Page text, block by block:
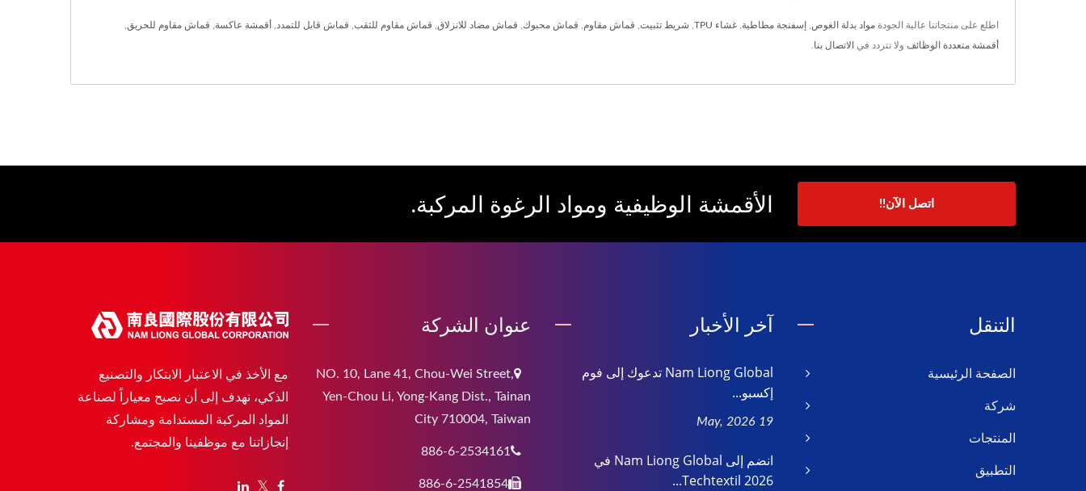
اطلع على منتجاتنا عالية الجودة مواد بدلة الغوص إسفنجة مطاطية غشاء TPU شريط تثبيت قماش مقاوم قماش محبوك قماش مضاد للانزلاق قماش مقاوم للثقب قماش قابل للتمدد أقمشة عاكسة قماش مقاوم للحريق
أقمشة متعددة الوظائف ولا تتردد في الاتصال بنا
الأقمشة الوظيفية ومواد الرغوة المركبة. اتصل الآن!!
مع الأخذ في الاعتبار الابتكار والتصنيع
الذكي، نهدف إلى أن نصبح معياراً لصناعة
المواد المركبة المستدامة ومشاركة
إنجازاتنا مع موظفينا والمجتمع.
عنوان الشركة
NO. 10, Lane 41, Chou-Wei Street,
Yen-Chou Li, Yong-Kang Dist., Tainan
City 710004, Taiwan
886-6-2534161
886-6-2541854
آخر الأخبار
Nam Liong Global تدعوك إلى فوم
إكسبو...
19 May, 2026
انضم إلى Nam Liong Global في
Techtextil 2026...
التنقل
الصفحة الرئيسية
شركة
المنتجات
التطبيق